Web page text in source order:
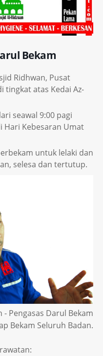
Bekam
Ridhwan, Pusat
tingkat atas Kedai Az-
seawal 9:00 pagi
Hari Kebesaran Umat
untuk lelaki dan
selesa dan tertutup.
Pengasas Darul Bekam
Bekam Seluruh Badan.